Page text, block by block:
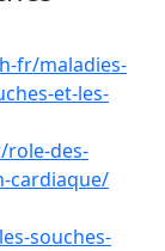
fr/maladies-
et-les-
role-des-
cardiaque/
souches-